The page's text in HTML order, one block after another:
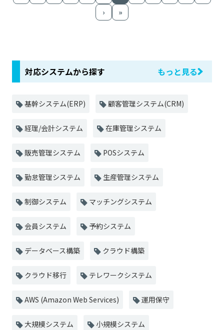
›
»
対応システムから探す もっと見る
基幹システム(ERP) 顧客管理システム(CRM)
経理/会計システム 在庫管理システム
販売管理システム POSシステム
勤怠管理システム 生産管理システム
制御システム マッチングシステム
会員システム 予約システム
データベース構築 クラウド構築
クラウド移行 テレワークシステム
AWS (Amazon Web Services) 運用保守
大規模システム 小規模システム